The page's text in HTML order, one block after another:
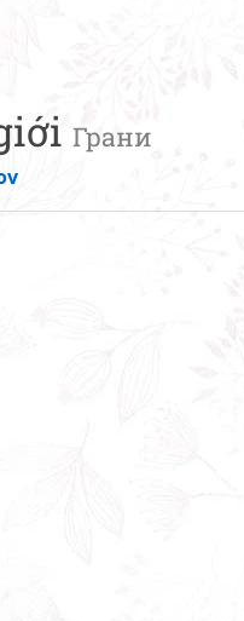
Грани